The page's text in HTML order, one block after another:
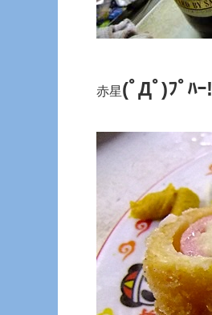
赤星(ﾟДﾟ)ﾌﾟﾊｰ!